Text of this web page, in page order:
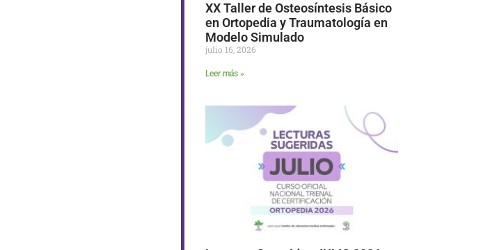
XX Taller de Osteosíntesis Básico
en Ortopedia y Traumatología en
Modelo Simulado
julio 16, 2026
Leer más »